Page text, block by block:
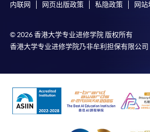
内联网 网页出版政策 私隐政策 网站
© 2026 香港大学专业进修学院 版权所有
香港大学专业进修学院乃非牟利担保有限公司